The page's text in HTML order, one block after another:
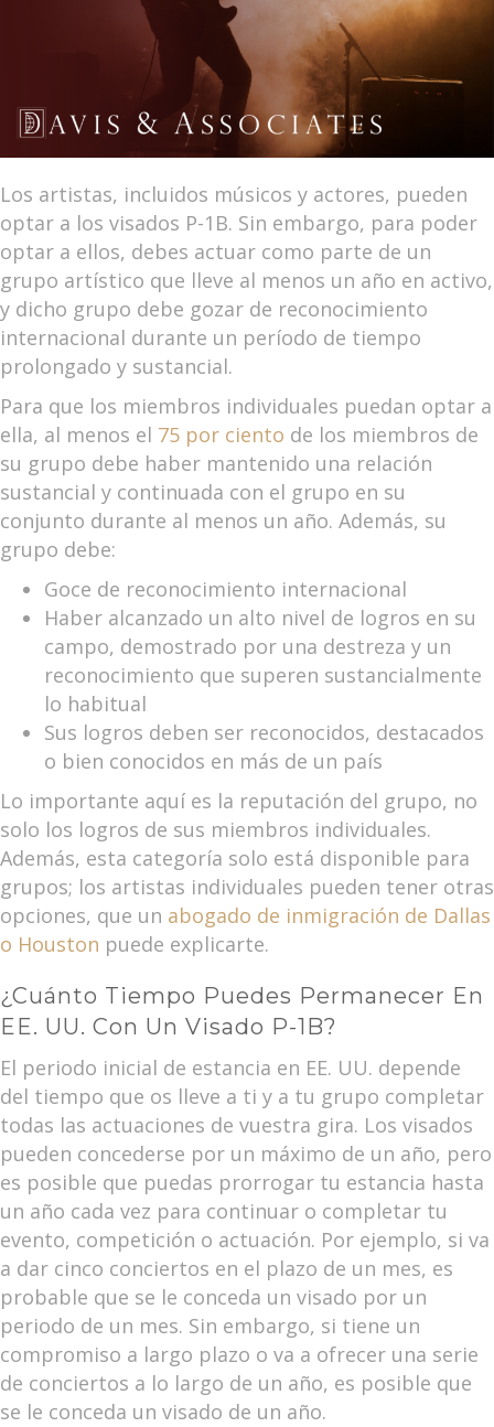
Los artistas, incluidos músicos y actores, pueden
optar a los visados P-1B. Sin embargo, para poder
optar a ellos, debes actuar como parte de un
grupo artístico que lleve al menos un año en activo,
y dicho grupo debe gozar de reconocimiento
internacional durante un período de tiempo
prolongado y sustancial.
Para que los miembros individuales puedan optar a
ella, al menos el 75 por ciento de los miembros de
su grupo debe haber mantenido una relación
sustancial y continuada con el grupo en su
conjunto durante al menos un año. Además, su
grupo debe:
Goce de reconocimiento internacional
Haber alcanzado un alto nivel de logros en su
campo, demostrado por una destreza y un
reconocimiento que superen sustancialmente
lo habitual
Sus logros deben ser reconocidos, destacados
o bien conocidos en más de un país
Lo importante aquí es la reputación del grupo, no
solo los logros de sus miembros individuales.
Además, esta categoría solo está disponible para
grupos; los artistas individuales pueden tener otras
opciones, que un abogado de inmigración de Dallas
o Houston puede explicarte.
¿Cuánto Tiempo Puedes Permanecer En
EE. UU. Con Un Visado P-1B?
El periodo inicial de estancia en EE. UU. depende
del tiempo que os lleve a ti y a tu grupo completar
todas las actuaciones de vuestra gira. Los visados
pueden concederse por un máximo de un año, pero
es posible que puedas prorrogar tu estancia hasta
un año cada vez para continuar o completar tu
evento, competición o actuación. Por ejemplo, si va
a dar cinco conciertos en el plazo de un mes, es
probable que se le conceda un visado por un
periodo de un mes. Sin embargo, si tiene un
compromiso a largo plazo o va a ofrecer una serie
de conciertos a lo largo de un año, es posible que
se le conceda un visado de un año.